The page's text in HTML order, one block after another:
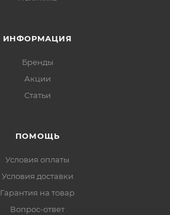
ИНФОРМАЦИЯ
Бренды
Акции
Статьи
ПОМОЩЬ
Условия оплаты
Условия доставки
Гарантия на товар
Вопрос-ответ